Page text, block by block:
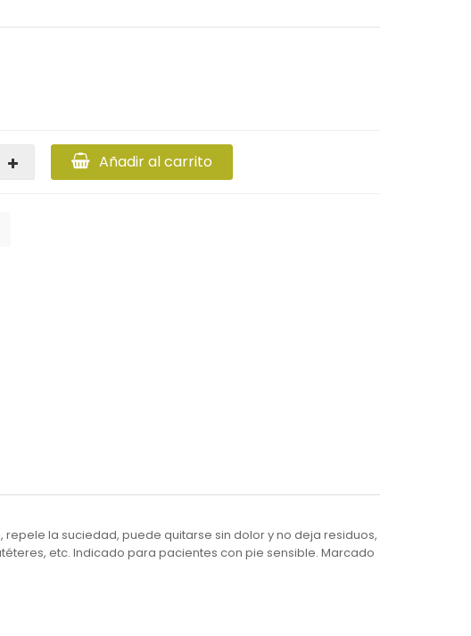
Añadir al carrito
la suciedad, puede quitarse sin dolor y no deja residuos,
etc. Indicado para pacientes con pie sensible. Marcado